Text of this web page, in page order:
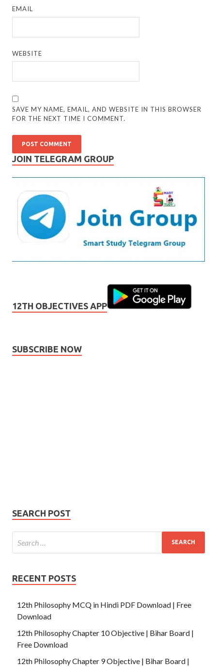
EMAIL
WEBSITE
SAVE MY NAME, EMAIL, AND WEBSITE IN THIS BROWSER
FOR THE NEXT TIME I COMMENT.
JOIN TELEGRAM GROUP
12TH OBJECTIVES APP
SUBSCRIBE NOW
SEARCH POST
RECENT POSTS
12th Philosophy MCQ in Hindi PDF Download | Free
Download
12th Philosophy Chapter 10 Objective | Bihar Board |
Free Download
12th Philosophy Chapter 9 Objective | Bihar Board |